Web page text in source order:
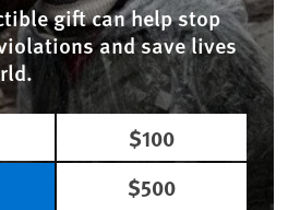
gift can help stop
and save lives
$100
$500